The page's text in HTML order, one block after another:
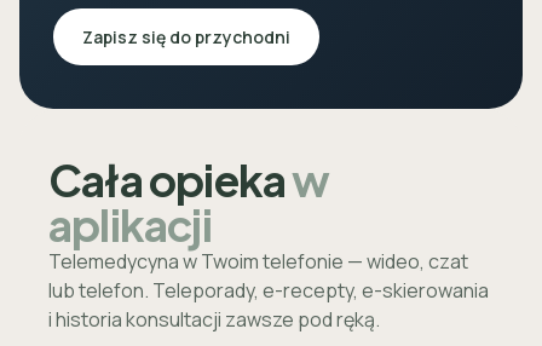
Zapisz się do przychodni
Cała opiekaw
aplikacji
Telemedycyna w Twoim telefonie — wideo, czat
lub telefon. Teleporady, e-recepty, e-skierowania
i historia konsultacji zawsze pod ręką.